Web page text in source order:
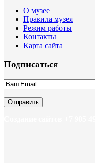
О музее
Правила музея
Режим работы
Контакты
Карта сайта
Подписаться